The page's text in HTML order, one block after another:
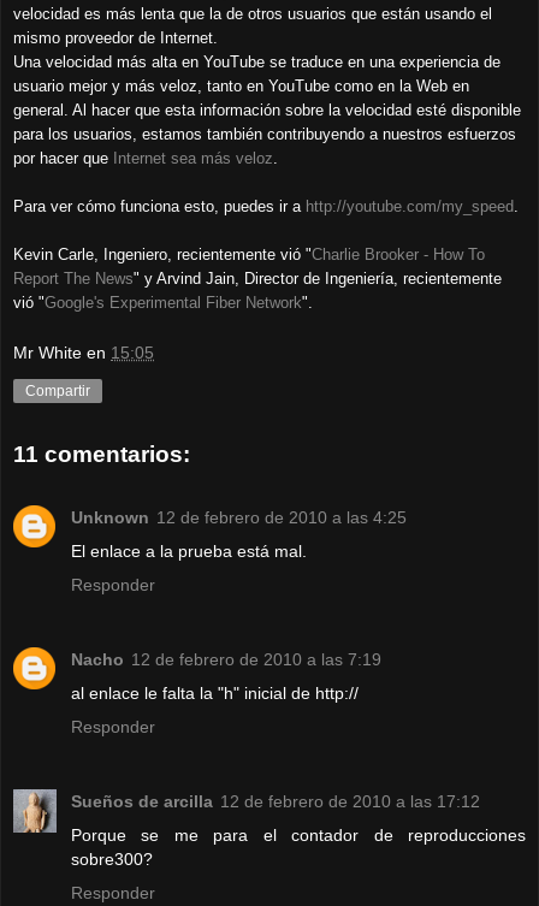
velocidad es más lenta que la de otros usuarios que están usando el
mismo proveedor de Internet.
Una velocidad más alta en YouTube se traduce en una experiencia de
usuario mejor y más veloz, tanto en YouTube como en la Web en
general. Al hacer que esta información sobre la velocidad esté disponible
para los usuarios, estamos también contribuyendo a nuestros esfuerzos
por hacer que Internet sea más veloz
Para ver cómo funciona esto, puedes ir a http://youtube.com/my_speed
Kevin Carle, Ingeniero, recientemente vió "Charlie Brooker - How To
Report The News" y Arvind Jain, Director de Ingeniería, recientemente
vió "Google's Experimental Fiber Network".
Mr White en 15:05
Compartir
11 comentarios:
Unknown 12 de febrero de 2010 a las 4:25
El enlace a la prueba está mal.
Responder
Nacho 12 de febrero de 2010 a las 7:19
al enlace le falta la "h" inicial de http://
Responder
Sueños de arcilla 12 de febrero de 2010 a las 17:12
Porque se me para el contador de reproducciones
sobre300?
Responder